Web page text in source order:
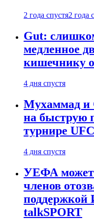
2 года спустя2 года
Gut:
медленное
кишечнику
4 дня спустя
Мухаммад и
на быструю
турнире
4 дня спустя
УЕФА может
членов
talkSPORT